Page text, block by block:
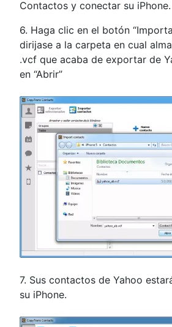
Contactos y conectar su iPhone.
6. Haga clic en el botón
dirijase a la carpeta en cual
.vcf que acaba de exportar de
en “Abrir”
7. Sus contactos de Yahoo
su iPhone.